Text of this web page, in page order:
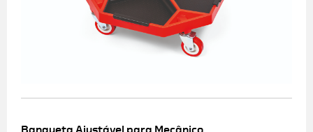
Banqueta Ajustável para Mecânico